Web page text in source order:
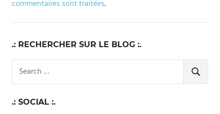
commentaires sont traitées.
.: RECHERCHER SUR LE BLOG :.
for:
SEARCH
.: SOCIAL :.